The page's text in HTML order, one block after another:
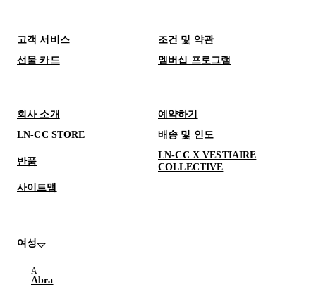
고객 서비스
조건 및 약관
선물 카드
멤버십 프로그램
회사 소개
예약하기
LN-CC STORE
배송 및 인도
반품
LN-CC X VESTIAIRE
COLLECTIVE
사이트맵
여성
Abra